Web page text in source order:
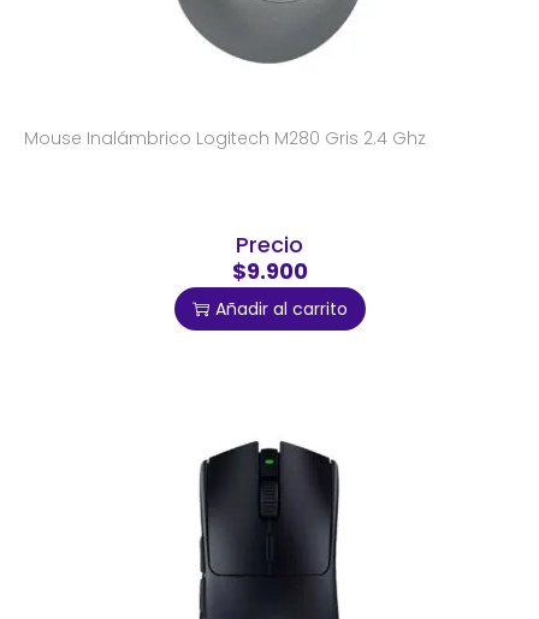
Mouse Inalámbrico Logitech M280 Gris 2.4 Ghz
Precio
$9.900
Añadir al carrito